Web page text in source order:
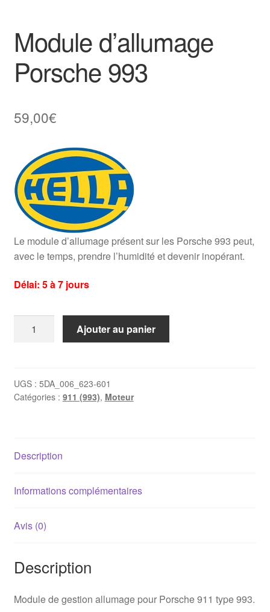
Module d’allumage
Porsche 993
59,00€
Le module d’allumage présent sur les Porsche 993 peut,
avec le temps, prendre l’humidité et devenir inopérant.
Délai: 5 à 7 jours
Porsche
993
Ajouter au panier
UGS : 5DA_006_623-601
Catégories : 911 (993), Moteur
Description
Informations complémentaires
Avis (0)
Description
Module de gestion allumage pour Porsche 911 type 993.